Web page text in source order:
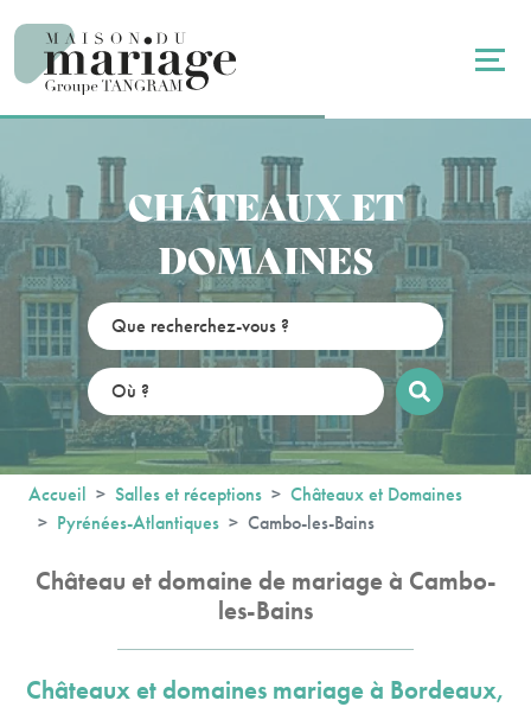
CHÂTEAUX ET
DOMAINES
Accueil Salles et réceptions
Châteaux et Domaines
Pyrénées-Atlantiques
Cambo-les-Bains
Château et domaine de mariage à Cambo-
les-Bains
Châteaux et domaines mariage à Bordeaux,